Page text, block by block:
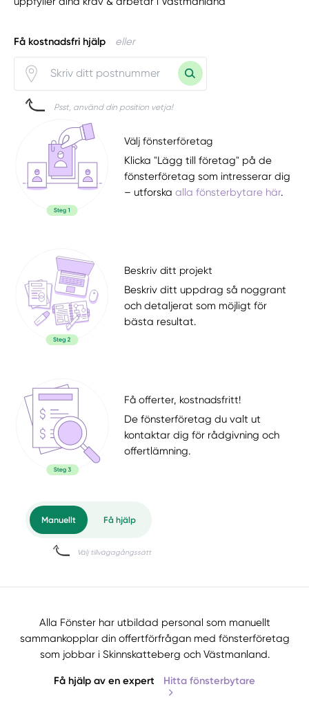
Få kostnadsfri hjälp eller
Psst, använd din position vetja!
Välj fönsterföretag
Klicka "Lägg till företag" på de
fönsterföretag som intresserar dig
– utforskaalla fönsterbytare här.
Beskriv ditt projekt
Beskriv ditt uppdrag så noggrant
och detaljerat som möjligt för
bästa resultat.
Få offerter, kostnadsfritt!
De fönsterföretag du valt ut
kontaktar dig för rådgivning och
offertlämning.
Alla Fönster har utbildad personal som manuellt
sammankopplar din offertförfrågan med fönsterföretag
som jobbar i Skinnskatteberg och Västmanland.
Få hjälp av en expert Hitta fönsterbytare